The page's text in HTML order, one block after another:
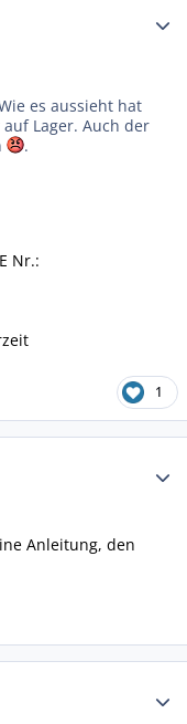
es aussieht hat
Lager. Auch der
.
Nr.:
1
Anleitung, den